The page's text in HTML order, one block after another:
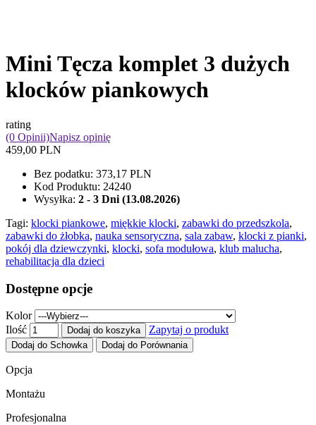
Mini Tęcza komplet 3 dużych
klocków piankowych
rating
(0 Opinii)Napisz opinię
459,00 PLN
Bez podatku: 373,17 PLN
Kod Produktu: 24240
Wysyłka: 2 - 3 Dni (13.08.2026)
Tagi: klocki piankowe, miękkie klocki, zabawki do przedszkola,
zabawki do żłobka, nauka sensoryczna, sala zabaw, klocki z pianki,
pokój dla dziewczynki, klocki, sofa modułowa, klub malucha,
rehabilitacja dla dzieci
Dostępne opcje
Kolor
Ilość
Dodaj do koszyka Zapytaj o produkt
Dodaj do Schowka Dodaj do Porównania
Opcja
Montażu
Profesjonalna